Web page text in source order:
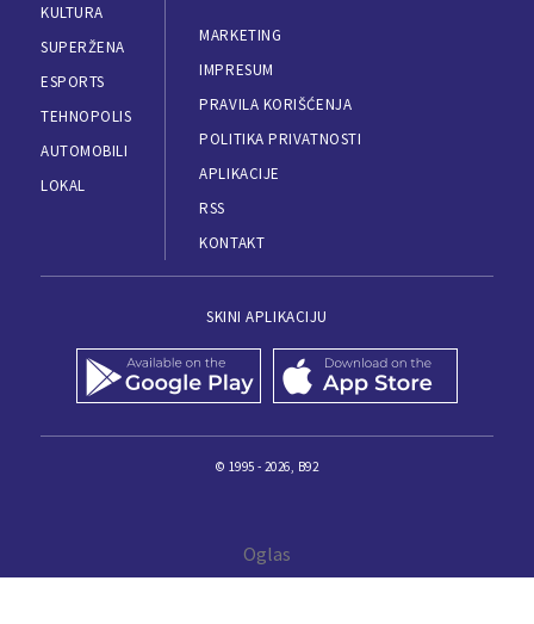
KULTURA
SUPERŽENA
ESPORTS
TEHNOPOLIS
AUTOMOBILI
LOKAL
MARKETING
IMPRESUM
PRAVILA KORIŠĆENJA
POLITIKA PRIVATNOSTI
APLIKACIJE
RSS
KONTAKT
SKINI APLIKACIJU
© 1995 - 2026, B92